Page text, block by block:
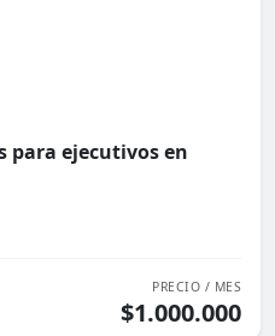
para ejecutivos en
PRECIO / MES
$1.000.000